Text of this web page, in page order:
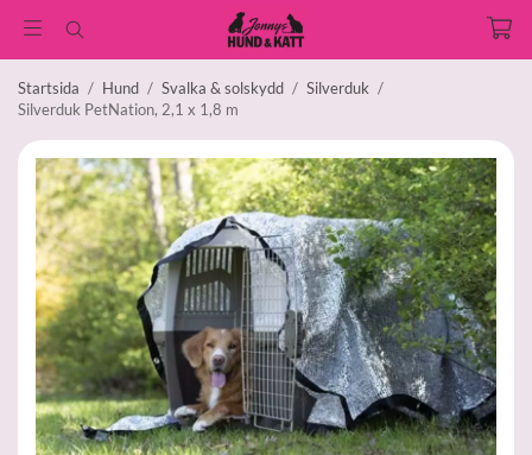
Startsida / Hund / Svalka & solskydd / Silverduk /
Silverduk PetNation, 2,1 x 1,8 m